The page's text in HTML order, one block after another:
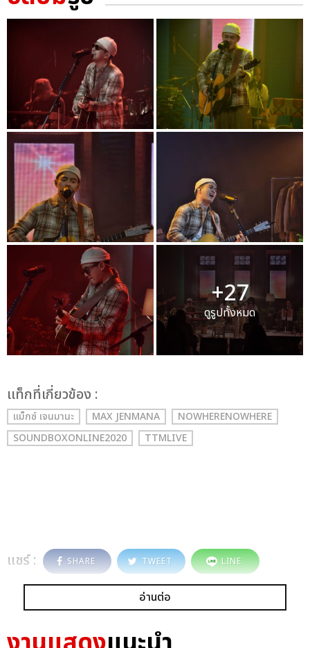
+27
ดูรูปทั้งหมด
เเท็กที่เกี่ยวข้อง :
แม็กซ์ เจนมานะ MAX JENMANA
NOWHERENOWHERE
SOUNDBOXONLINE2020
TTMLIVE
แชร์ : SHARE TWEET LINE
อ่านต่อ